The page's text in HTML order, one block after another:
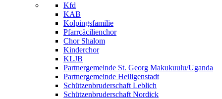
Kfd
KAB
Kolpingsfamilie
Pfarrcäcilienchor
Chor Shalom
Kinderchor
KLJB
Partnergemeinde St. Georg Makukuulu/Uganda
Partnergemeinde Heiligenstadt
Schützenbruderschaft Leblich
Schützenbruderschaft Nordick